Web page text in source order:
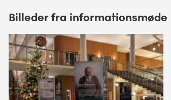
Billeder fra informationsmøde